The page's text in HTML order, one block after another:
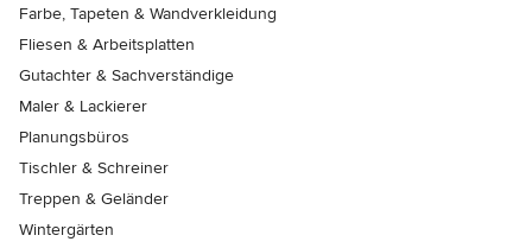
Farbe, Tapeten & Wandverkleidung
Fliesen & Arbeitsplatten
Gutachter & Sachverständige
Maler & Lackierer
Planungsbüros
Tischler & Schreiner
Treppen & Geländer
Wintergärten